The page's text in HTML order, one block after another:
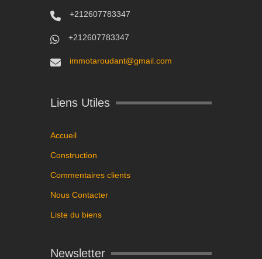
+212607783347
+212607783347
immotaroudant@gmail.com
Liens Utiles
Accueil
Construction
Commentaires clients
Nous Contacter
Liste du biens
Newsletter